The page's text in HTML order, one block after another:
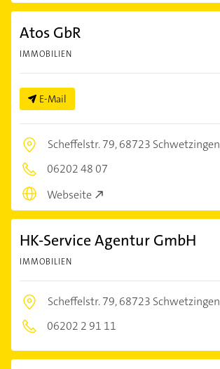
Atos GbR
IMMOBILIEN
E-Mail
Scheffelstr. 79,68723 Schwetzingen
06202 48 07
Webseite
HK-Service Agentur GmbH
IMMOBILIEN
Scheffelstr. 79,68723 Schwetzingen
06202 2 91 11